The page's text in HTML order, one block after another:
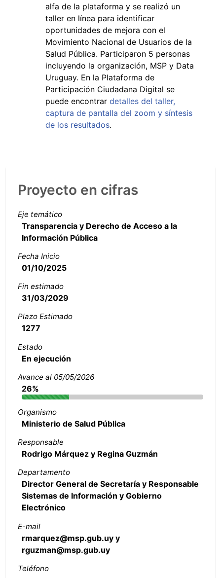
alfa de la plataforma y se realizó un
taller en línea para identificar
oportunidades de mejora con el
Movimiento Nacional de Usuarios de la
Salud Pública. Participaron 5 personas
incluyendo la organización, MSP y Data
Uruguay. En la Plataforma de
Participación Ciudadana Digital se
puede encontrar detalles del taller,
captura de pantalla del zoom y síntesis
de los resultados.
Proyecto en cifras
Eje temático
Transparencia y Derecho de Acceso a la
Información Pública
Fecha Inicio
01/10/2025
Fin estimado
31/03/2029
Plazo Estimado
1277
Estado
En ejecución
Avance al 05/05/2026
26%
Organismo
Ministerio de Salud Pública
Responsable
Rodrigo Márquez y Regina Guzmán
Departamento
Director General de Secretaría y Responsable
Sistemas de Información y Gobierno
Electrónico
E-mail
rmarquez@msp.gub.uy y
rguzman@msp.gub.uy
Teléfono